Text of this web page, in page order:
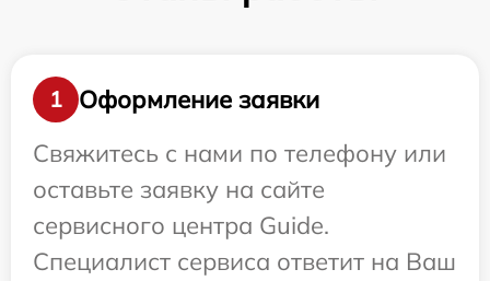
1
Оформление заявки
Свяжитесь с нами по телефону или
оставьте заявку на сайте
сервисного центра Guide.
Специалист сервиса ответит на Ваш